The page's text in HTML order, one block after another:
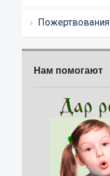
Пожертвования
Нам помогают